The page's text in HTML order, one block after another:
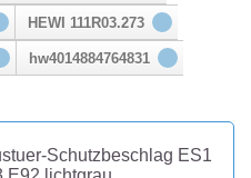
HEWI 111R03.273
hw4014884764831
Schutzbeschlag ES1